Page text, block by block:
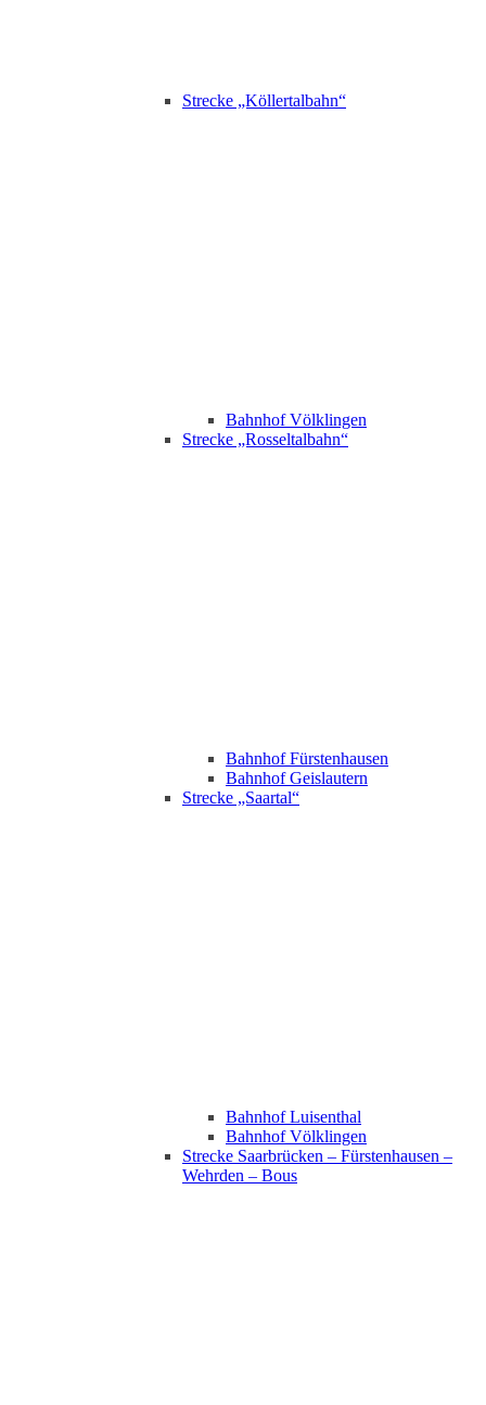
Strecke „Köllertalbahn“
Bahnhof Völklingen
Strecke „Rosseltalbahn“
Bahnhof Fürstenhausen
Bahnhof Geislautern
Strecke „Saartal“
Bahnhof Luisenthal
Bahnhof Völklingen
Strecke Saarbrücken – Fürstenhausen –
Wehrden – Bous